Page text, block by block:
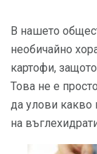
В нашето
необичайно
картофи,
Това не е
да улови какво
на